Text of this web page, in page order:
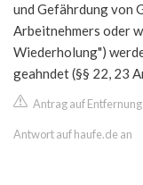
und Gefährdung von
Arbeitnehmers oder
Wiederholung")
geahndet (§§ 22, 23
Antrag auf
Antwort auf haufe.de an